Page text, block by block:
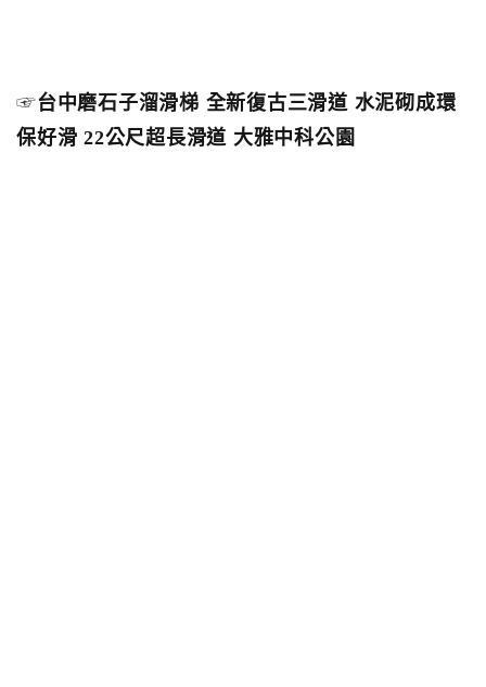
☞台中磨石子溜滑梯 全新復古三滑道 水泥砌成環
保好滑 22公尺超長滑道 大雅中科公園